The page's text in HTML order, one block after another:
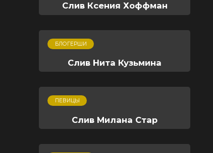
Слив Ксения Хоффман
БЛОГЕРШИ
Слив Нита Кузьмина
ПЕВИЦЫ
Слив Милана Стар